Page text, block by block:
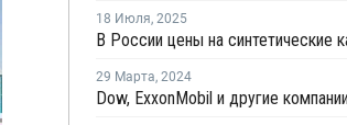
18 Июля, 2025
29 Марта, 2024